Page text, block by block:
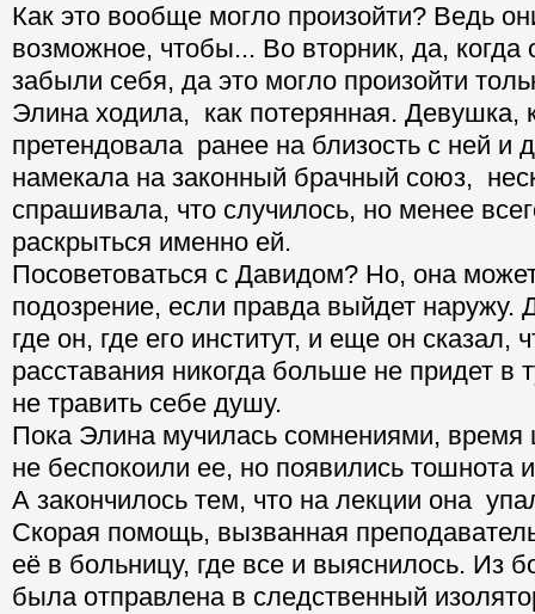
Как это вообще могло произойти? Ведь
возможное, чтобы... Во вторник, да,
забыли себя, да это могло произойти
Элина ходила, как потерянная. Девушка,
претендовала ранее на близость с ней и
намекала на законный брачный союз,
спрашивала, что случилось, но менее
раскрыться именно ей.
Посоветоваться с Давидом? Но, она
подозрение, если правда выйдет наружу.
где он, где его институт, и еще он сказал,
расставания никогда больше не придет в
не травить себе душу.
Пока Элина мучилась сомнениями,
не беспокоили ее, но появились тошнота
А закончилось тем, что на лекции она
Скорая помощь, вызванная
её в больницу, где все и выяснилось. Из
была отправлена в следственный